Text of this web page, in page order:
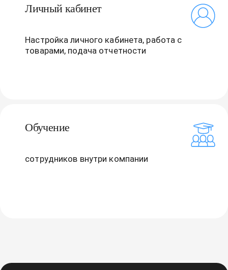
Личный кабинет
Настройка личного кабинета, работа с
товарами, подача отчетности
Обучение
сотрудников внутри компании